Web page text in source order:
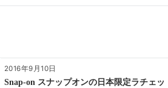
2016年9月10日
Snap-on スナップオンの日本限定ラチェッ